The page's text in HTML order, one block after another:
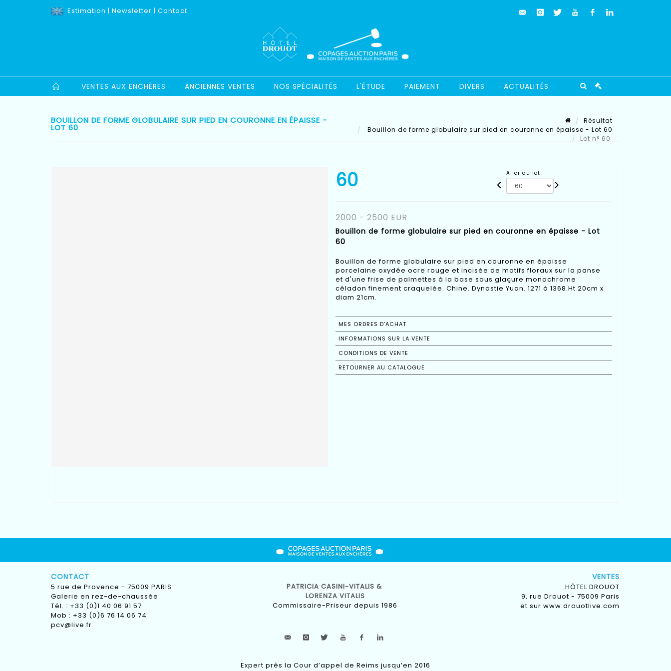
Estimation | Newsletter | Contact
VENTES AUX ENCHÈRES ANCIENNES VENTES NOS SPÉCIALITÉS L'ÉTUDE PAIEMENT DIVERS ACTUALITÉS
BOUILLON DE FORME GLOBULAIRE SUR PIED EN COURONNE EN ÉPAISSE -
LOT 60
Résultat
Bouillon de forme globulaire sur pied en couronne en épaisse - Lot 60
Lot n° 60
60 Aller au lot
2000 - 2500 EUR
Bouillon de forme globulaire sur pied en couronne en épaisse - Lot
60
Bouillon de forme globulaire sur pied en couronne en épaisse
porcelaine oxydée ocre rouge et incisée de motifs floraux sur la panse
et d'une frise de palmettes à la base sous glaçure monochrome
céladon finement craquelée. Chine. Dynastie Yuan. 1271 à 1368.Ht 20cm x
diam 21cm.
MES ORDRES D'ACHAT
INFORMATIONS SUR LA VENTE
CONDITIONS DE VENTE
RETOURNER AU CATALOGUE
CONTACT
5 rue de Provence - 75009 PARIS
Galerie en rez-de-chaussée
Tél. : +33 (0)1 40 06 91 57
Mob : +33 (0)6 76 14 06 74
pcv@live.fr
PATRICIA CASINI-VITALIS &
LORENZA VITALIS
Commissaire-Priseur depuis 1986
VENTES
HÔTEL DROUOT
9, rue Drouot - 75009 Paris
et sur www.drouotlive.com
Expert près la Cour d’appel de Reims jusqu’en 2016